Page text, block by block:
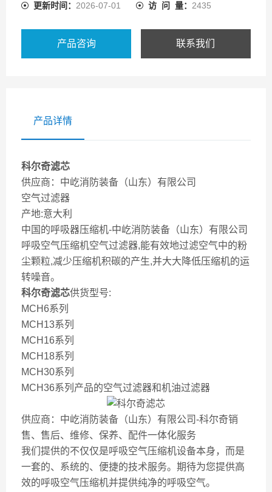
更新时间： 2026-07-01 访 问 量： 2435
产品咨询 联系我们
产品详情
科尔奇滤芯
供应商：中屹消防装备（山东）有限公司
空气过滤器
产地:意大利
中国的呼吸器压缩机-中屹消防装备（山东）有限公司
呼吸空气压缩机空气过滤器,能有效地过滤空气中的粉
尘颗粒,减少压缩机积碳的产生,并大大降低压缩机的运
转噪音。
科尔奇滤芯供货型号:
MCH6系列
MCH13系列
MCH16系列
MCH18系列
MCH30系列
MCH36系列产品的空气过滤器和机油过滤器
供应商：中屹消防装备（山东）有限公司-科尔奇销
售、售后、维修、保养、配件一体化服务
我们提供的不仅仅是呼吸空气压缩机设备本身，而是
一套的、系统的、便捷的技术服务。期待为您提供高
效的呼吸空气压缩机并提供纯净的呼吸空气。